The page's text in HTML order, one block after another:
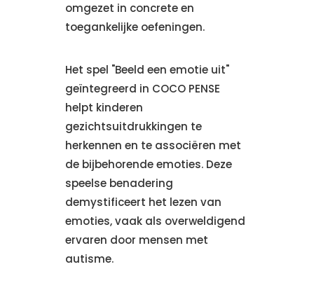
omgezet in concrete en
toegankelijke oefeningen.
Het spel "Beeld een emotie uit"
geïntegreerd in COCO PENSE
helpt kinderen
gezichtsuitdrukkingen te
herkennen en te associëren met
de bijbehorende emoties. Deze
speelse benadering
demystificeert het lezen van
emoties, vaak als overweldigend
ervaren door mensen met
autisme.